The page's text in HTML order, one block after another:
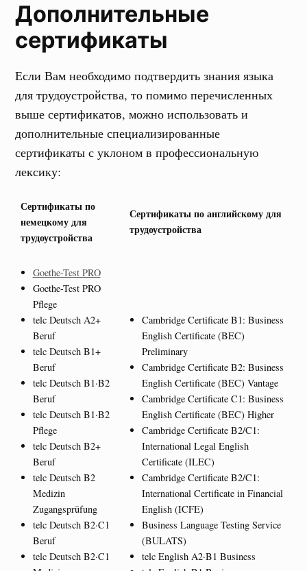
Дополнительные
сертификаты
Если Вам необходимо подтвердить знания языка
для трудоустройства, то помимо перечисленных
выше сертификатов, можно использовать и
дополнительные специализированные
сертификаты с уклоном в профессиональную
лексику:
Сертификаты по
немецкому для
трудоустройства
Сертификаты по английскому для
трудоустройства
Goethe-Test PRO
Goethe-Test PRO
Pflege
telc Deutsch A2+
Beruf
telc Deutsch B1+
Beruf
telc Deutsch B1·B2
Beruf
telc Deutsch B1·B2
Pflege
telc Deutsch B2+
Beruf
telc Deutsch B2
Medizin
Zugangsprüfung
telc Deutsch B2·C1
Beruf
telc Deutsch B2·C1
Cambridge Certificate B1: Business
English Certificate (BEC)
Preliminary
Cambridge Certificate B2: Business
English Certificate (BEC) Vantage
Cambridge Certificate C1: Business
English Certificate (BEC) Higher
Cambridge Certificate B2/C1:
International Legal English
Certificate (ILEC)
Cambridge Certificate B2/C1:
International Certificate in Financial
English (ICFE)
Business Language Testing Service
(BULATS)
telc English A2·B1 Business